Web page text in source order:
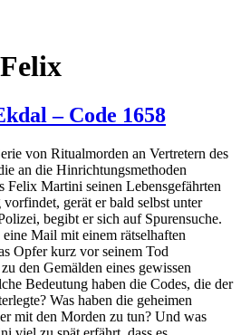
Felix
– Code 1658
von Ritualmorden an Vertretern des
an die Hinrichtungsmethoden
Felix Martini seinen Lebensgefährten
gerät er bald selbst unter
begibt er sich auf Spurensuche.
Mail mit einem rätselhaften
Opfer kurz vor seinem Tod
den Gemälden eines gewissen
Bedeutung haben die Codes, die der
Was haben die geheimen
mit den Morden zu tun? Und was